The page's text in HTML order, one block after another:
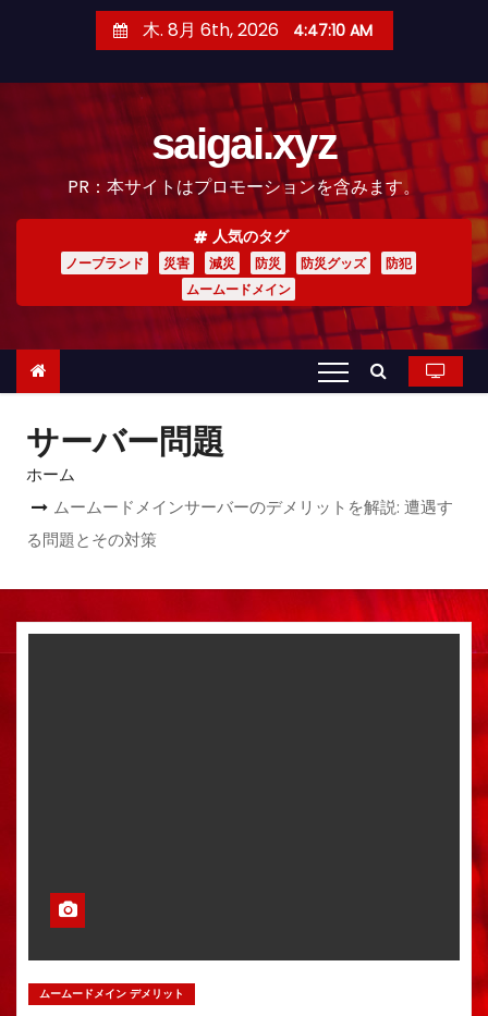
木. 8月 6th, 2026 4:47:11 AM
saigai.xyz
PR：本サイトはプロモーションを含みます。
人気のタグ
ノーブランド 災害 減災 防災 防災グッズ
防犯
ムームードメイン
サーバー問題
ホーム
ムームードメインサーバーのデメリットを解説: 遭遇す
る問題とその対策
ムームードメイン デメリット